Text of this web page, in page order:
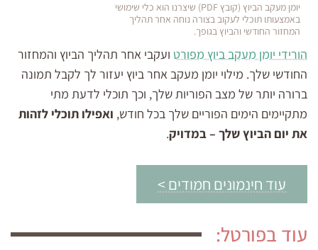
יומן מעקב הביוץ (קובץ PDF) שיצרנו הוא כלי שימושי
באמצעותו תוכלי לעקוב בצורה נוחה אחר תהליך
המחזור החודשי והביוץ בגופך.
הורידי יומן מעקב ביוץ מפורט ועקבי אחר תהליך הביוץ והמחזור
החודשי שלך. מילוי יומן מעקב אחר ביוץ יעזור לך לקבל תמונה
ברורה יותר של מצב הפוריות שלך, וכך תוכלי לדעת מתי
מתקיימים הימים הפוריים שלך בכל חודש, ואפילו תוכלי לזהות
את יום הביוץ שלך – במדויק.
עוד חינמונים חמודים >
עוד בפורטל: